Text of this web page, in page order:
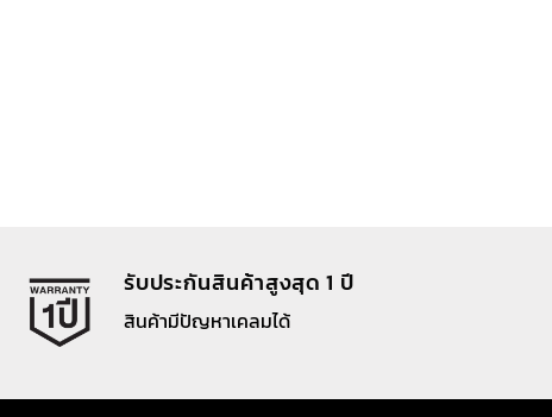
รับประกันสินค้าสูงสุด 1 ปี
สินค้ามีปัญหาเคลมได้